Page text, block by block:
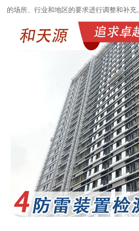
的场所、行业和地区的要求进行调整和补充